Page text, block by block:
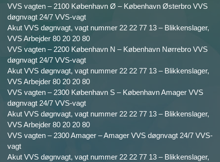
VVS vagten – 2100 København Ø – København Østerbro VVS
døgnvagt 24/7 VVS-vagt
Akut VVS døgnvagt, vagt nummer 22 22 77 13 – Blikkenslager,
VVS Arbejder 80 20 20 80
VVS vagten – 2200 København N – København Nørrebro VVS
døgnvagt 24/7 VVS-vagt
Akut VVS døgnvagt, vagt nummer 22 22 77 13 – Blikkenslager,
VVS Arbejder 80 20 20 80
VVS vagten – 2300 København S – København Amager VVS
døgnvagt 24/7 VVS-vagt
Akut VVS døgnvagt, vagt nummer 22 22 77 13 – Blikkenslager,
VVS Arbejder 80 20 20 80
VVS vagten – 2300 Amager – Amager VVS døgnvagt 24/7 VVS-
vagt
Akut VVS døgnvagt, vagt nummer 22 22 77 13 – Blikkenslager,